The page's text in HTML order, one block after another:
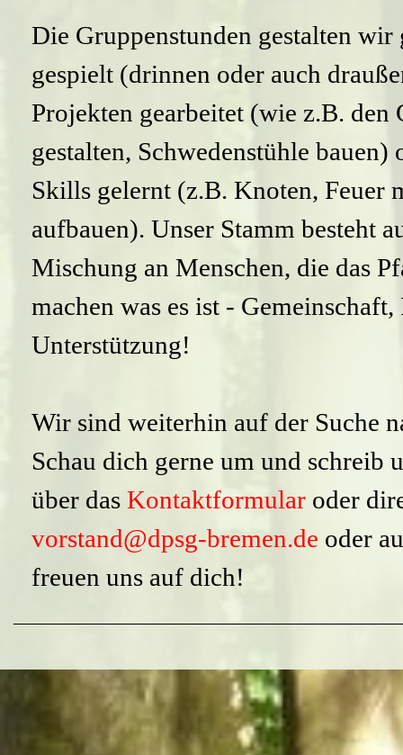
Die Gruppenstunden gestalten wir
gespielt (drinnen oder auch
Projekten gearbeitet (wie z.B. den
gestalten, Schwedenstühle
Skills gelernt (z.B. Knoten, Feuer
aufbauen). Unser Stamm besteht
Mischung an Menschen, die das
machen was es ist -
Unterstützung!
Wir sind weiterhin auf der Suche
Schau dich gerne um und schreib
über das Kontaktformular oder
vorstand@dpsg-bremen.de oder
freuen uns auf dich!